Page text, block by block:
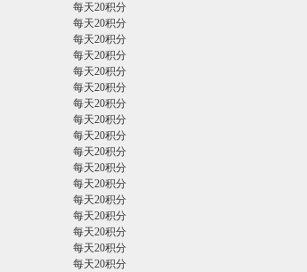
每天20积分
每天20积分
每天20积分
每天20积分
每天20积分
每天20积分
每天20积分
每天20积分
每天20积分
每天20积分
每天20积分
每天20积分
每天20积分
每天20积分
每天20积分
每天20积分
每天20积分